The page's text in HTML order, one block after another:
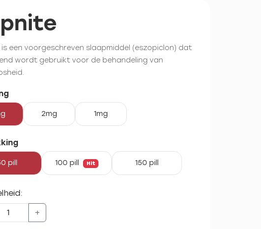
is een voorgeschreven slaapmiddel (eszopiclon) dat
wordt gebruikt voor de behandeling van
2mg 1mg
pill 100 pill Hit 150 pill
+